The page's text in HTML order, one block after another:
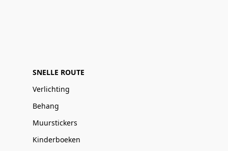
SNELLE ROUTE
Verlichting
Behang
Muurstickers
Kinderboeken